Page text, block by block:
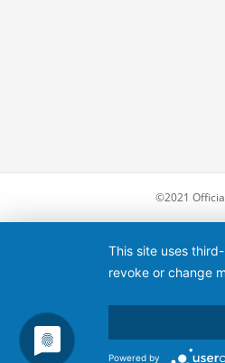
©2021
This site uses
revoke or change
Powered by